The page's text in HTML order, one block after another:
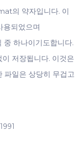
의 약자입니다. 이
용되었으며
하나이기도합니다.
저장됩니다. 이것은
파일은 상당히 무겁고
1991